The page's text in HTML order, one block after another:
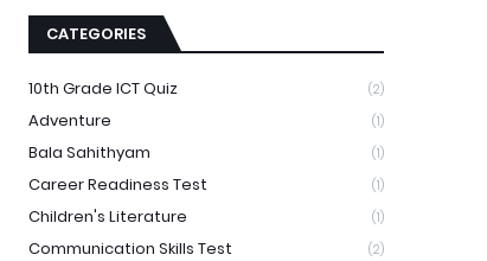
CATEGORIES
10th Grade ICT Quiz (2)
Adventure (1)
Bala Sahithyam (1)
Career Readiness Test (1)
Children's Literature (1)
Communication Skills Test (2)